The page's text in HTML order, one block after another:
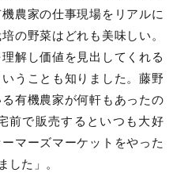
農家の仕事現場をリアルに
の野菜はどれも美味しい。
解し価値を見出してくれる
うことも知りました。藤野
有機農家が何軒もあったの
前で販売するといつも大好
マーズマーケットをやった
した」。